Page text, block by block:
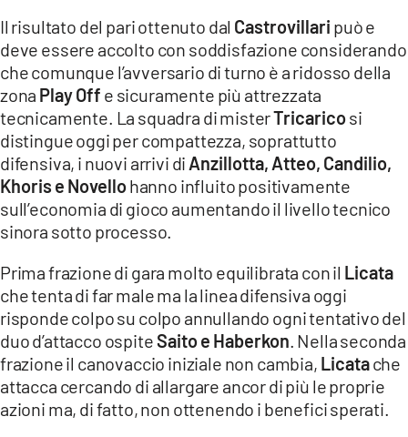
ILVIBONESE.IT
CATANZAROCHANNEL.IT
LACAPITALENEWS.IT
App
ANDROID
APPLE
Il risultato del pari ottenuto dal Castrovillari può e
deve essere accolto con soddisfazione considerando
che comunque l’avversario di turno è a ridosso della
zona Play Off e sicuramente più attrezzata
tecnicamente. La squadra di misterTricaricosi
distingue oggi per compattezza, soprattutto
difensiva, i nuovi arrivi di Anzillotta, Atteo, Candilio,
Khoris e Novellohanno influito positivamente
sull’economia di gioco aumentando il livello tecnico
sinora sotto processo.
Prima frazione di gara molto equilibrata con il Licata
che tenta di far male ma la linea difensiva oggi
risponde colpo su colpo annullando ogni tentativo del
duo d’attacco ospiteSaito e Haberkon . Nella seconda
frazione il canovaccio iniziale non cambia, Licatache
attacca cercando di allargare ancor di più le proprie
azioni ma, di fatto, non ottenendo i benefici sperati.